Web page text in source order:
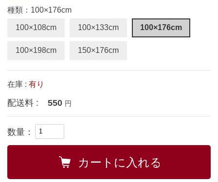
種類：100×176cm
100×108cm 100×133cm 100×176cm
100×198cm 150×176cm
在庫 : 有り
配送料 : 550 円
数量：